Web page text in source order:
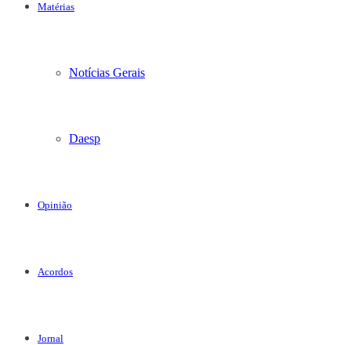
Matérias
Notícias Gerais
Daesp
Opinião
Acordos
Jornal